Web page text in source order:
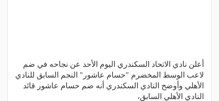
أعلن نادي الاتحاد السكندري اليوم الأحد عن نجاحه في ضم
لاعب الوسط المخضرم "حسام عاشور" النجم السابق للنادي
الأهلي وأوضح النادي السكندري أنه ضم حسام عاشور قائد
النادي الأهلي السابق،